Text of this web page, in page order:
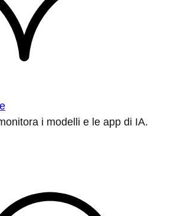
i modelli e le app di IA.